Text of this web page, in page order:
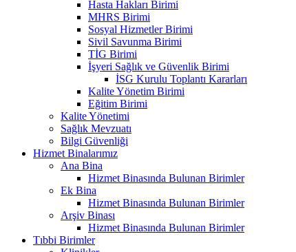
Hasta Hakları Birimi
MHRS Birimi
Sosyal Hizmetler Birimi
Sivil Savunma Birimi
TİG Birimi
İşyeri Sağlık ve Güvenlik Birimi
İSG Kurulu Toplantı Kararları
Kalite Yönetim Birimi
Eğitim Birimi
Kalite Yönetimi
Sağlık Mevzuatı
Bilgi Güvenliği
Hizmet Binalarımız
Ana Bina
Hizmet Binasında Bulunan Birimler
Ek Bina
Hizmet Binasında Bulunan Birimler
Arşiv Binası
Hizmet Binasında Bulunan Birimler
Tıbbi Birimler